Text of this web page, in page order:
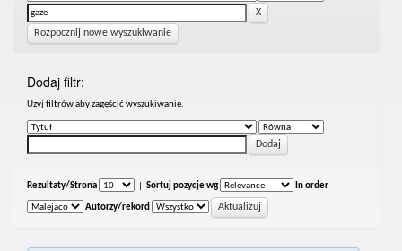
Rozpocznij nowe wyszukiwanie
Dodaj filtr:
Uzyj filtrów aby zagęścić wyszukiwanie.
Rezultaty/Strona Sortuj pozycje wg In order
Autorzy/rekord